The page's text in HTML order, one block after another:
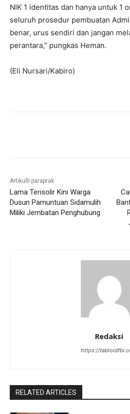
NIK 1 identitas dan hanya untuk 1
seluruh prosedur pembuatan
benar, urus sendiri dan jangan
perantara,” pungkas Heman.
(Eli Nursari/Kabiro)
Artikulli paraprak
Lama Terisolir Kini Warga
Dusun Pamuntuan Sidamulih
Miliki Jembatan Penghubung
Redaksi
https://
RELATED ARTICLES